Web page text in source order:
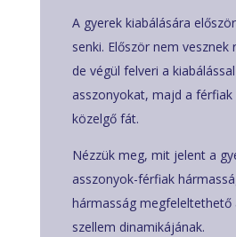
A gyerek kiabálására
senki. Először nem
de végül felveri a
asszonyokat, majd a férfiak
közelgő fát.
Nézzük meg, mit jelent a
asszonyok-férfiak
hármasság megfeleltethető
szellem dinamikájának.